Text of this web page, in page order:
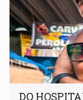
DO